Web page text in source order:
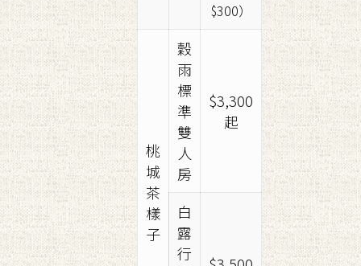
$300）
桃
城
茶
樣
子
穀
雨
標
準
雙
人
房
$3,300
起
白
露
行